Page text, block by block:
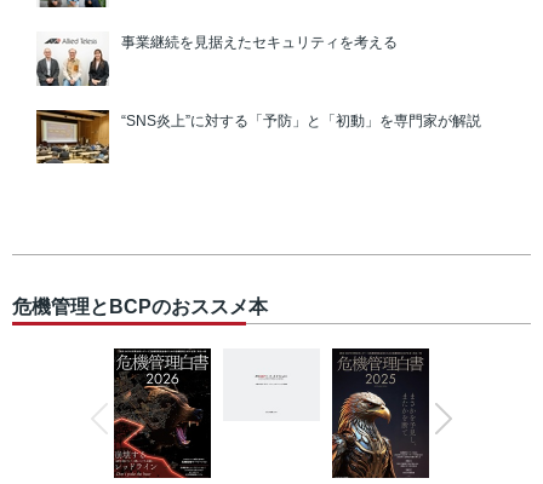
事業継続を見据えたセキュリティを考える
“SNS炎上”に対する「予防」と「初動」を専門家が解説
危機管理とBCPのおススメ本